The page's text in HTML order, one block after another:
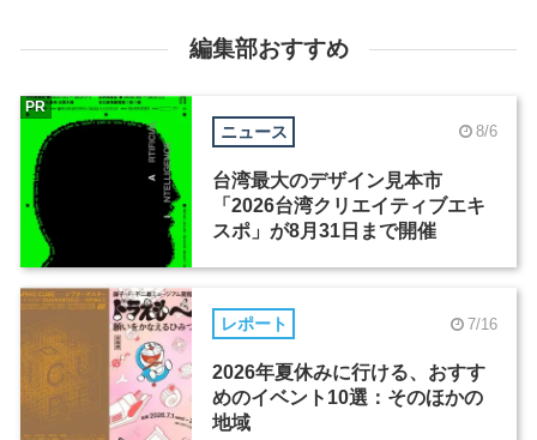
編集部おすすめ
ニュース 8/6
台湾最大のデザイン見本市
「2026台湾クリエイティブエキ
スポ」が8月31日まで開催
PR
レポート 7/16
2026年夏休みに行ける、おすす
めのイベント10選：そのほかの
地域